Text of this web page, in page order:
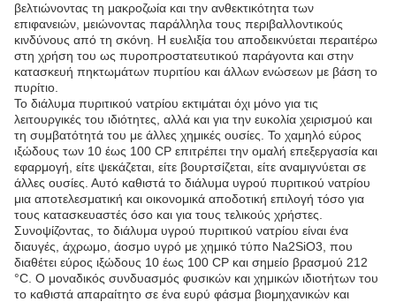
βελτιώνοντας τη μακροζωία και την ανθεκτικότητα των
επιφανειών, μειώνοντας παράλληλα τους περιβαλλοντικούς
κινδύνους από τη σκόνη. Η ευελιξία του αποδεικνύεται περαιτέρω
στη χρήση του ως πυροπροστατευτικού παράγοντα και στην
κατασκευή πηκτωμάτων πυριτίου και άλλων ενώσεων με βάση το
πυρίτιο.
Το διάλυμα πυριτικού νατρίου εκτιμάται όχι μόνο για τις
λειτουργικές του ιδιότητες, αλλά και για την ευκολία χειρισμού και
τη συμβατότητά του με άλλες χημικές ουσίες. Το χαμηλό εύρος
ιξώδους των 10 έως 100 CP επιτρέπει την ομαλή επεξεργασία και
εφαρμογή, είτε ψεκάζεται, είτε βουρτσίζεται, είτε αναμιγνύεται σε
άλλες ουσίες. Αυτό καθιστά το διάλυμα υγρού πυριτικού νατρίου
μια αποτελεσματική και οικονομικά αποδοτική επιλογή τόσο για
τους κατασκευαστές όσο και για τους τελικούς χρήστες.
Συνοψίζοντας, το διάλυμα υγρού πυριτικού νατρίου είναι ένα
διαυγές, άχρωμο, άοσμο υγρό με χημικό τύπο Na2SiO3, που
διαθέτει εύρος ιξώδους 10 έως 100 CP και σημείο βρασμού 212
°C. Ο μοναδικός συνδυασμός φυσικών και χημικών ιδιοτήτων του
το καθιστά απαραίτητο σε ένα ευρύ φάσμα βιομηχανικών και